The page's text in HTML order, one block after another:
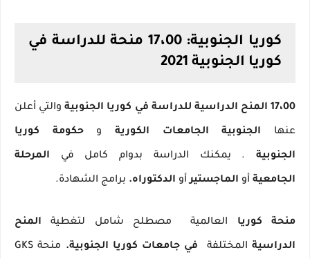
كوريا الجنوبية: 17،00 منحة للدراسة في
كوريا الجنوبية 2021
17،00 المنح الدراسية للدراسة في كوريا الجنوبية والتي أعلن
عنها الجنوبية الجامعات الكوريةوحكومة كوريا
الجنوبية. يمكنك الدراسة بدوام كامل في المرحلة
الجامعية أو الماجستيرأو الدكتوراه. برامج الشهادة.
منحة كوريا العالمية مصطلح شامل لتغطية المنح
الدراسية المختلفة في جامعات كوريا الجنوبية. منحة GKS